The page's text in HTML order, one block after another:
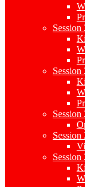
Session
Session
Session
Session
Session